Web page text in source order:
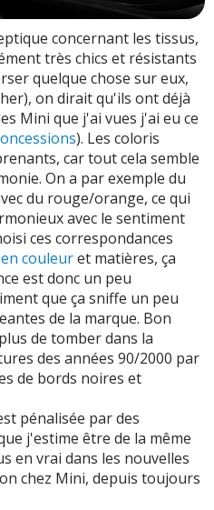
concernant les tissus,
très chics et résistants
quelque chose sur eux,
on dirait qu'ils ont déjà
Mini que j'ai vues j'ai eu ce
). Les coloris
car tout cela semble
On a par exemple du
du rouge/orange, ce qui
avec le sentiment
ces correspondances
en couleuret matières, ça
est donc un peu
que ça sniffe un peu
de la marque. Bon
de tomber dans la
des années 90/2000 par
de bords noires et
pénalisée par des
j'estime être de la même
en vrai dans les nouvelles
chez Mini, depuis toujours